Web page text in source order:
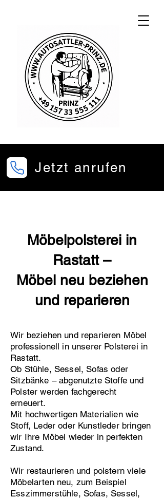
Jetzt anrufen
Möbelpolsterei in
Rastatt –
Möbel neu beziehen
und reparieren
Wir beziehen und reparieren Möbel
professionell in unserer Polsterei in
Rastatt.
Ob Stühle, Sessel, Sofas oder
Sitzbänke – abgenutzte Stoffe und
Polster werden fachgerecht
erneuert.
Mit hochwertigen Materialien wie
Stoff, Leder oder Kunstleder bringen
wir Ihre Möbel wieder in perfekten
Zustand.
Wir restaurieren und polstern viele
Möbelarten neu, zum Beispiel
Esszimmerstühle, Sofas, Sessel,